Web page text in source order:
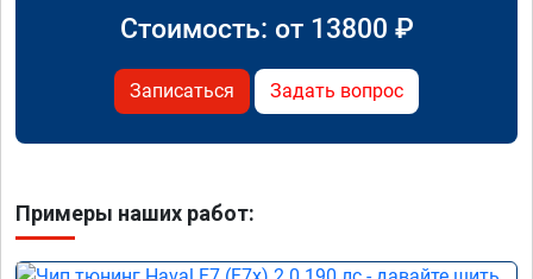
Стоимость: от 13800 ₽
Записаться Задать вопрос
Примеры наших работ: